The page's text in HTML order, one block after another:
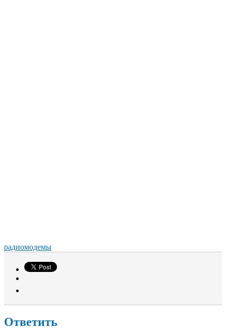
радиомодемы
Ответить